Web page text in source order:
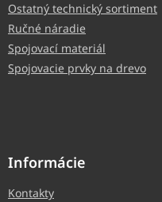
Ostatný technický sortiment
Ručné náradie
Spojovací materiál
Spojovacie prvky na drevo
Informácie
Kontakty